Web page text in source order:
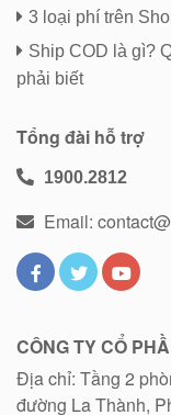
3 loại phí trên
Ship COD là gì?
phải biết
Tổng đài hỗ trợ
1900.2812
Email:
CÔNG TY CỔ
Địa chỉ: Tầng 2
đường La Thành,